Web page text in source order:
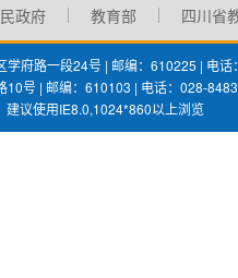
政府 教育部 四川省
学府路一段24号 | 邮编：610225 | 电
10号 | 邮编：610103 | 电话：028-
议使用IE8.0,1024*860以上浏览